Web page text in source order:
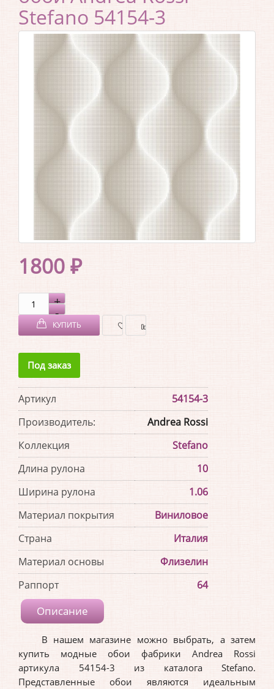
Stefano 54154-3
1800 ₽
КУПИТЬ
Под заказ
Артикул
54154-3
Производитель:
Andrea Rossi
Коллекция
Stefano
Длина рулона
10
Ширина рулона
1.06
Материал покрытия
Виниловое
Страна
Италия
Материал основы
Флизелин
Раппорт
64
Описание
В нашем магазине можно выбрать, а затем
купить модные обои фабрики Andrea Rossi
артикула 54154-3 из каталога Stefano.
Представленные обои являются идеальным